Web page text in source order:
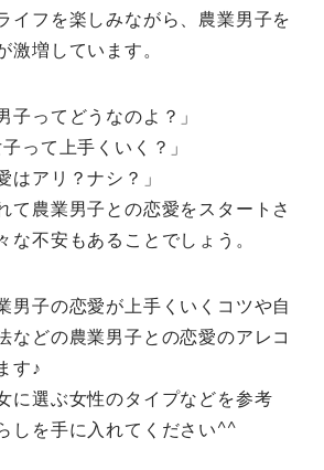
イフを楽しみながら、農業男子を
激増しています。
子ってどうなのよ？」
って上手くいく？」
はアリ？ナシ？」
て農業男子との恋愛をスタートさ
な不安もあることでしょう。
男子の恋愛が上手くいくコツや自
などの農業男子との恋愛のアレコ
す♪
に選ぶ女性のタイプなどを参考
しを手に入れてください^^